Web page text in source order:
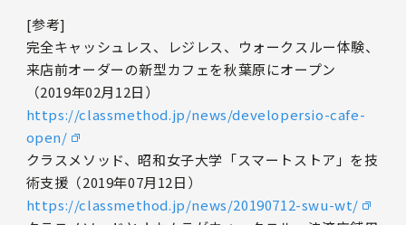
[参考]
完全キャッシュレス、レジレス、ウォークスルー体験、
来店前オーダーの新型カフェを秋葉原にオープン
（2019年02月12日）
https://classmethod.jp/news/developersio-cafe-
open/
クラスメソッド、昭和女子大学「スマートストア」を技
術支援（2019年07月12日）
https://classmethod.jp/news/20190712-swu-wt/